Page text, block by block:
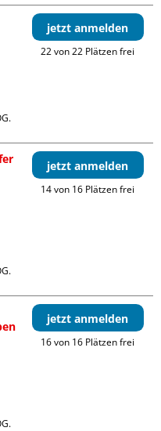
jetzt anmelden
22 von 22 Plätzen frei
jetzt anmelden
14 von 16 Plätzen frei
jetzt anmelden
16 von 16 Plätzen frei